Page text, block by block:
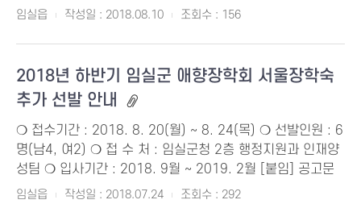
임실읍 작성일 : 2018.08.10 조회수 : 156
2018년 하반기 임실군 애향장학회 서울장학숙
추가 선발 안내
❍ 접수기간 : 2018. 8. 20(월) ~ 8. 24(목) ❍ 선발인원 : 6
명(남4, 여2) ❍ 접 수 처 : 임실군청 2층 행정지원과 인재양
성팀 ❍ 입사기간 : 2018. 9월 ~ 2019. 2월 [붙임] 공고문
임실읍 작성일 : 2018.07.24 조회수 : 292